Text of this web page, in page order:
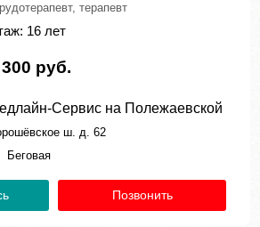
терапевт
16 лет
руб.
Сервис на Полежаевской
ш. д. 62
Беговая
Позвонить